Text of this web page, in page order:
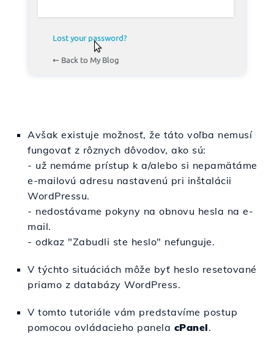
Avšak existuje možnosť, že táto voľba nemusí
fungovať z rôznych dôvodov, ako sú:
- už nemáme prístup k a/alebo si nepamätáme
e-mailovú adresu nastavenú pri inštalácii
WordPressu.
- nedostávame pokyny na obnovu hesla na e-
mail.
- odkaz "Zabudli ste heslo" nefunguje.
V týchto situáciách môže byť heslo resetované
priamo z databázy WordPress.
V tomto tutoriále vám predstavíme postup
pomocou ovládacieho panela cPanel.